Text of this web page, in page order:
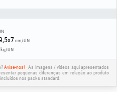
de proteção elétrica IP40 garante
necessários para a instalação: cabo
C (1 unid.), placa de montagem (1
plástico (2 unid.).
cm/UN
kg/UN
Avise-nos!
As imagens / vídeos aqui apresentados
pequenas diferenças em relação ao produto
nos packs standard.